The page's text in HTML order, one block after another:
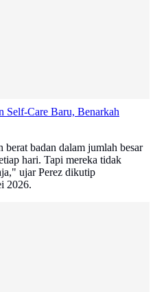
Self-Care Baru, Benarkah
badan dalam jumlah besar
hari. Tapi mereka tidak
ujar Perez dikutip
2026.